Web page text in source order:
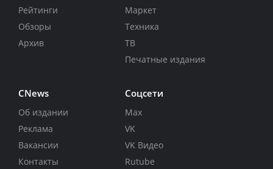
Рейтинги
Обзоры
Архив
Маркет
Техника
ТВ
Печатные издания
CNews
Об издании
Реклама
Вакансии
Контакты
Соцсети
Max
VK
VK Видео
Rutube